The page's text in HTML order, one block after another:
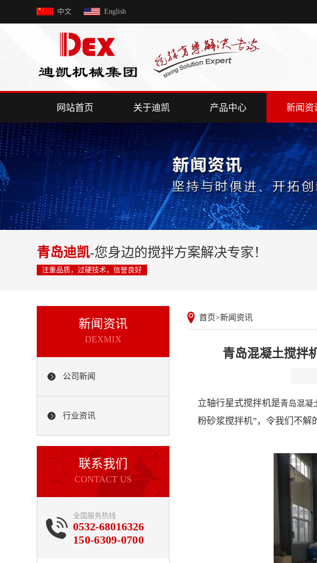
中文 English
网站首页 关于迪凯 产品中心 新闻资
青岛迪凯-您身边的搅拌方案解决专家！
注重品质，过硬技术，信誉良好
新闻资讯
DEXMIX
公司新闻
行业资讯
联系我们
CONTACT US
全国服务热线
0532-68016326
150-6309-0700
首页>新闻资讯
青岛混凝土搅拌
立轴行星式搅拌机是青岛混凝
粉砂浆搅拌机”，令我们不解